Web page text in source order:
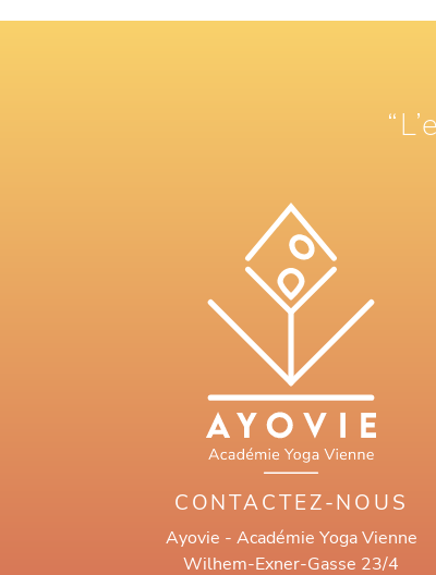
CONTACTEZ-NOUS
Ayovie - Académie Yoga Vienne
Wilhem-Exner-Gasse 23/4